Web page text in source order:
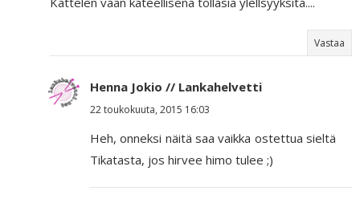
Vastaa
Henna Jokio // Lankahelvetti
22 toukokuuta, 2015 16:03
Heh, onneksi näitä saa vaikka ostettua sieltä
Tikatasta, jos hirvee himo tulee ;)